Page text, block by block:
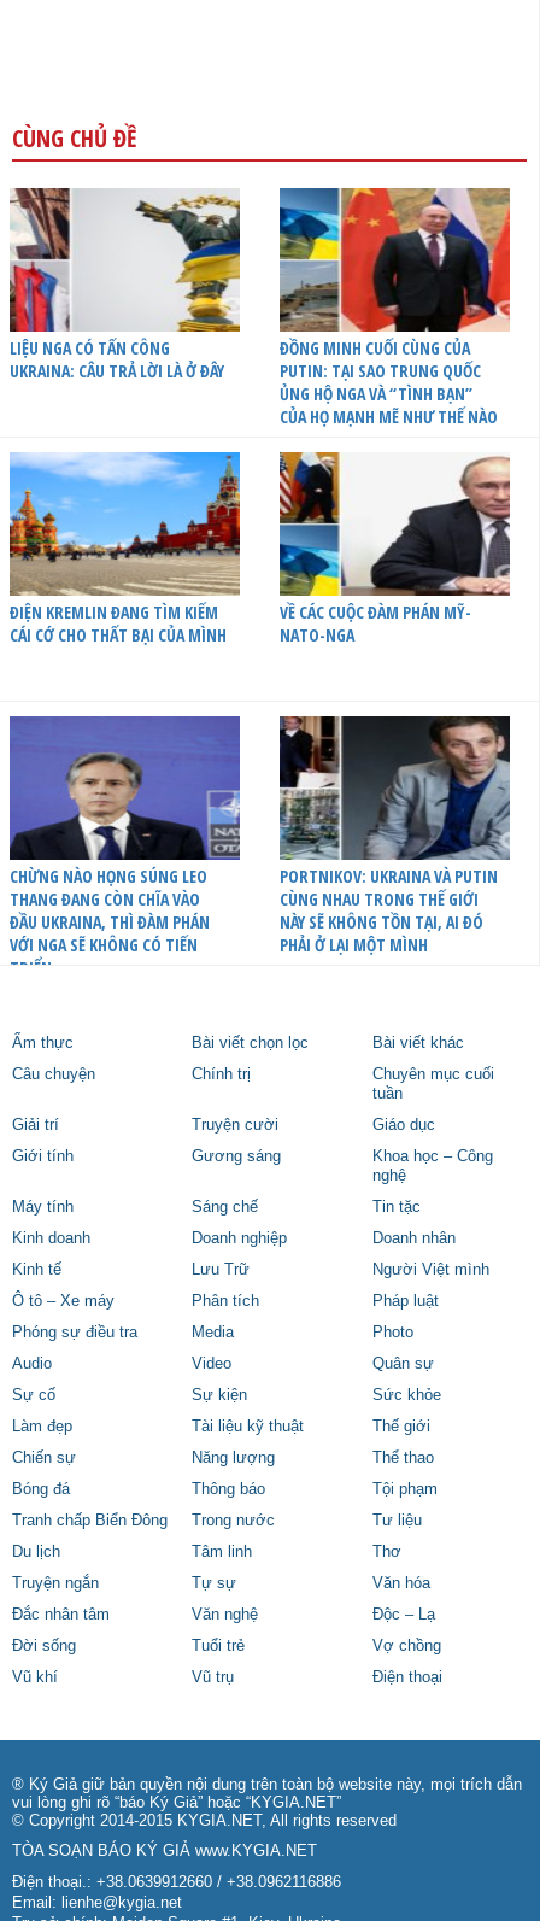
CÙNG CHỦ ĐỀ
LIỆU NGA CÓ TẤN CÔNG
UKRAINA: CÂU TRẢ LỜI LÀ Ở ĐÂY
ĐỒNG MINH CUỐI CÙNG CỦA
PUTIN: TẠI SAO TRUNG QUỐC
ỦNG HỘ NGA VÀ “TÌNH BẠN”
CỦA HỌ MẠNH MẼ NHƯ THẾ NÀO
ĐIỆN KREMLIN ĐANG TÌM KIẾM
CÁI CỚ CHO THẤT BẠI CỦA MÌNH
VỀ CÁC CUỘC ĐÀM PHÁN MỸ-
NATO-NGA
CHỪNG NÀO HỌNG SÚNG LEO
THANG ĐANG CÒN CHĨA VÀO
ĐẦU UKRAINA, THÌ ĐÀM PHÁN
VỚI NGA SẼ KHÔNG CÓ TIẾN
TRIỂN
PORTNIKOV: UKRAINA VÀ PUTIN
CÙNG NHAU TRONG THẾ GIỚI
NÀY SẼ KHÔNG TỒN TẠI, AI ĐÓ
PHẢI Ở LẠI MỘT MÌNH
Ẩm thực Bài viết chọn lọc
Bài viết khác
Câu chuyện
Chính trị
Chuyên mục cuối
tuần
Giải trí
Truyện cười
Giáo dục
Giới tính
Gương sáng
Khoa học – Công
nghệ
Máy tính
Sáng chế
Tin tặc
Kinh doanh
Doanh nghiệp
Doanh nhân
Kinh tế
Lưu Trữ
Người Việt mình
Ô tô – Xe máy
Phân tích
Pháp luật
Phóng sự điều tra
Media
Photo
Audio
Video
Quân sự
Sự cố
Sự kiện
Sức khỏe
Làm đẹp
Tài liệu kỹ thuật
Thế giới
Chiến sự
Năng lượng
Thể thao
Bóng đá
Thông báo
Tội phạm
Tranh chấp Biển Đông
Trong nước
Tư liệu
Du lịch
Tâm linh
Thơ
Truyện ngắn
Tự sự
Văn hóa
Đắc nhân tâm
Văn nghệ
Độc – Lạ
Đời sống
Tuổi trẻ
Vợ chồng
Vũ khí
Vũ trụ Điện thoại
® Ký Giả giữ bản quyền nội dung trên toàn bộ website này, mọi trích dẫn
vui lòng ghi rõ “báo Ký Giả” hoặc “KYGIA.NET”
© Copyright 2014-2015 KYGIA.NET, All rights reserved
TÒA SOẠN BÁO KÝ GIẢ www.KYGIA.NET
Điện thoại.: +38.0639912660 / +38.0962116886
Email: lienhe@kygia.net